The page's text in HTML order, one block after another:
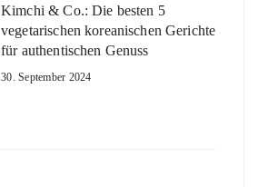
Kimchi & Co.: Die besten 5
vegetarischen koreanischen Gerichte
für authentischen Genuss
30. September 2024